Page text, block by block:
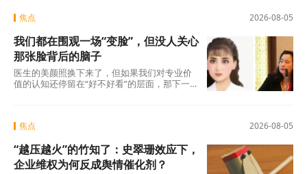
2026-08-05
焦点
我们都在围观一场“变脸”，但没人关心
那张脸背后的脑子
医生的美颜照换下来了，但如果我们对专业价
值的认知还停留在“好不好看”的层面，那下一
2026-08-05
焦点
“越压越火”的竹知了：史翠珊效应下，
企业维权为何反成舆情催化剂？